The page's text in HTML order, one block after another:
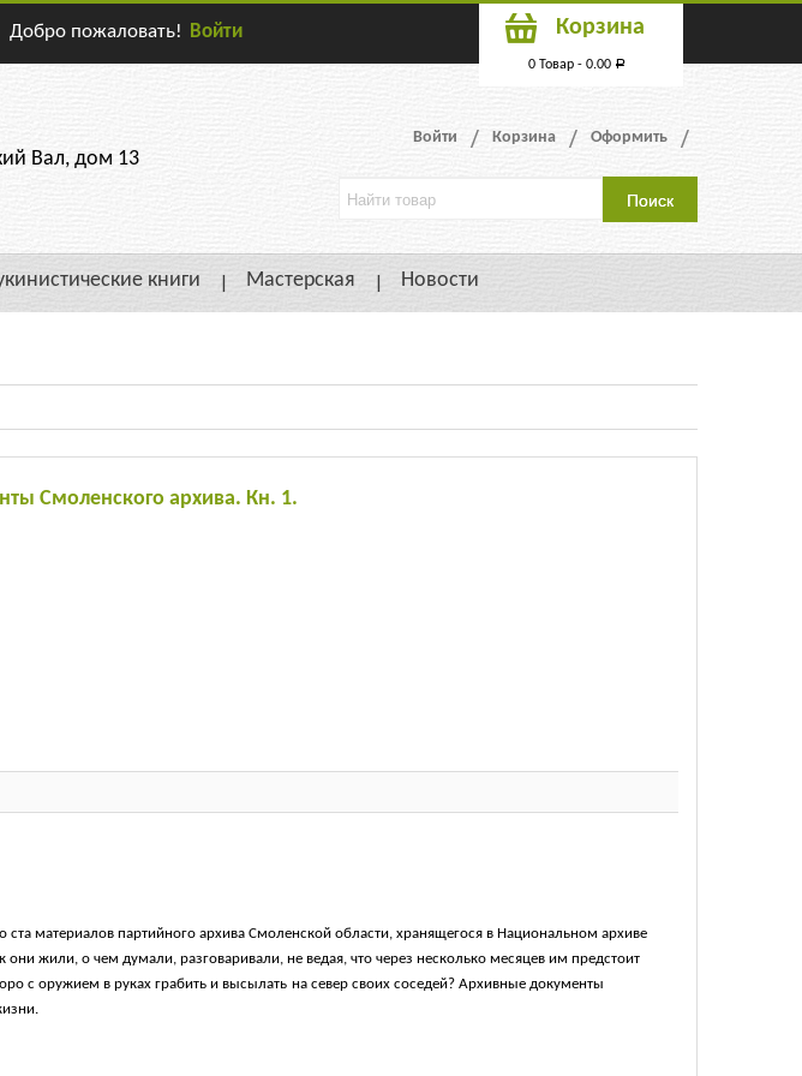
Добро пожаловать! Войти Корзина
0 Товар - 0.00 Р
Вал, дом 13
Войти Корзина Оформить
книги Мастерская Новости
Смоленского архива. Кн. 1.
материалов партийного архива Смоленской области, хранящегося в Национальном архиве
жили, о чем думали, разговаривали, не ведая, что через несколько месяцев им предстоит
с оружием в руках грабить и высылать на север своих соседей? Архивные документы